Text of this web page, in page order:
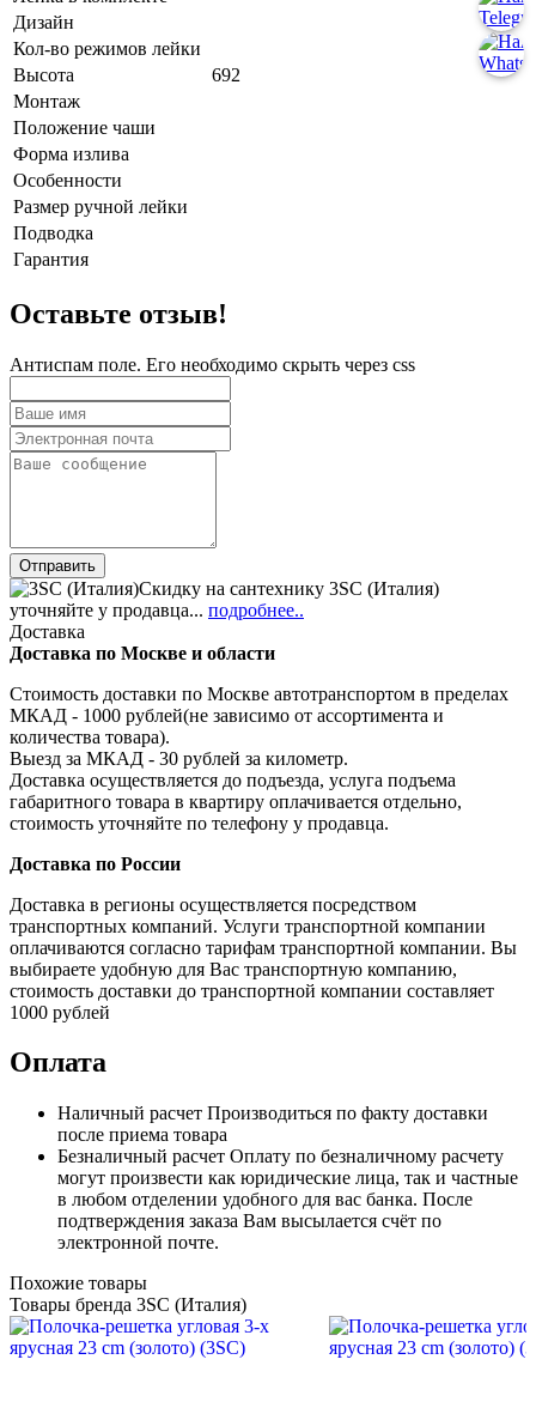
Дизайн
Кол-во режимов лейки
Высота
692
Монтаж
Положение чаши
Форма излива
Особенности
Размер ручной лейки
Подводка
Гарантия
Оставьте отзыв!
Антиспам поле. Его необходимо скрыть через css
Скидку на сантехнику 3SC (Италия)
уточняйте у продавца... подробнее..
Доставка
Доставка по Москве и области
Стоимость доставки по Москве автотранспортом в пределах
МКАД - 1000 рублей(не зависимо от ассортимента и
количества товара).
Выезд за МКАД - 30 рублей за километр.
Доставка осуществляется до подъезда, услуга подъема
габаритного товара в квартиру оплачивается отдельно,
стоимость уточняйте по телефону у продавца.
Доставка по России
Доставка в регионы осуществляется посредством
транспортных компаний. Услуги транспортной компании
оплачиваются согласно тарифам транспортной компании. Вы
выбираете удобную для Вас транспортную компанию,
стоимость доставки до транспортной компании составляет
1000 рублей
Оплата
Наличный расчет Производиться по факту доставки
после приема товара
Безналичный расчет Оплату по безналичному расчету
могут произвести как юридические лица, так и частные
в любом отделении удобного для вас банка. После
подтверждения заказа Вам высылается счёт по
электронной почте.
Похожие товары
Товары бренда 3SC (Италия)